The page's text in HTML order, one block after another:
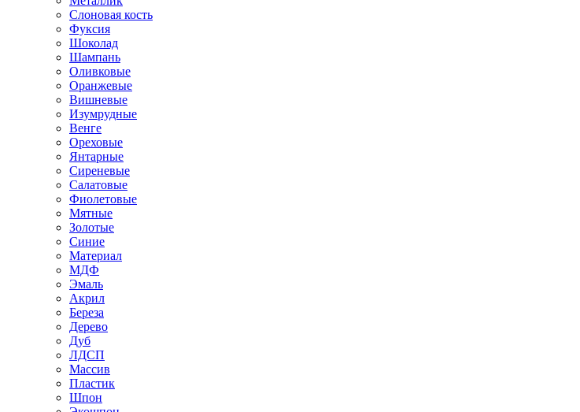
Слоновая кость
Фуксия
Шоколад
Шампань
Оливковые
Оранжевые
Вишневые
Изумрудные
Венге
Ореховые
Янтарные
Сиреневые
Салатовые
Фиолетовые
Мятные
Золотые
Синие
Материал
МДФ
Эмаль
Акрил
Береза
Дерево
Дуб
ЛДСП
Массив
Пластик
Шпон